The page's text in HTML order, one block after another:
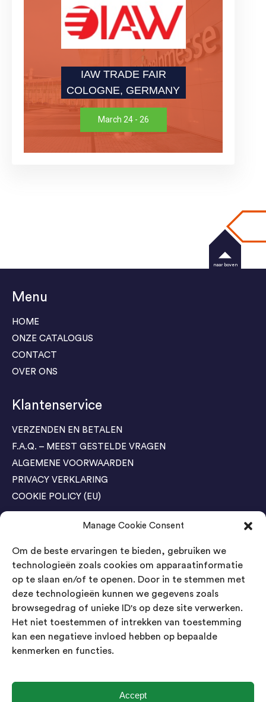
Manage Cookie Consent
Om de beste ervaringen te bieden, gebruiken we
technologieën zoals cookies om apparaatinformatie
op te slaan en/of te openen. Door in te stemmen met
deze technologieën kunnen we gegevens zoals
browsegedrag of unieke ID's op deze site verwerken.
Het niet toestemmen of intrekken van toestemming
kan een negatieve invloed hebben op bepaalde
kenmerken en functies.
Accept
IAW TRADE FAIR
COLOGNE, GERMANY
March 24 - 26
Menu
HOME
ONZE CATALOGUS
CONTACT
OVER ONS
Klantenservice
VERZENDEN EN BETALEN
F.A.Q. – MEEST GESTELDE VRAGEN
ALGEMENE VOORWAARDEN
PRIVACY VERKLARING
COOKIE POLICY (EU)
Agenda Trade Shows
04-05 November / SVG FAIR Winterswijk
Bestel GRATIS kaarten
Bestel GRATIS kaarten
Contact
naar boven